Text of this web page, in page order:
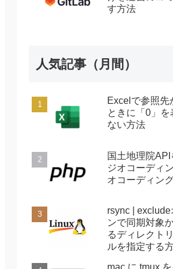
す方法
人気記事（月間）
Excelで参照先
ときに「0」を
ない方法
国土地理院API
ジオコーディ
オコーディン
rsync | exclude
ンで同期対象
るディレクト
ルを指定する